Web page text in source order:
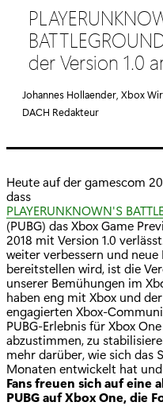
t
e
g
r
e
der Version 1.0
Johannes Hollaender, Xbox
DACH Redakteur
Heute auf der gamescom
dass
PLAYERUNKNOWN'S
(PUBG) das Xbox Game
2018 mit Version 1.0
weiter verbessern und
bereitstellen wird, ist die
unserer Bemühungen im
haben eng mit Xbox und
engagierten Xbox-
PUBG-Erlebnis für Xbox
abzustimmen, zu
mehr darüber, wie sich das
Monaten entwickelt hat und
Fans freuen sich auf eine
PUBG auf Xbox One, die